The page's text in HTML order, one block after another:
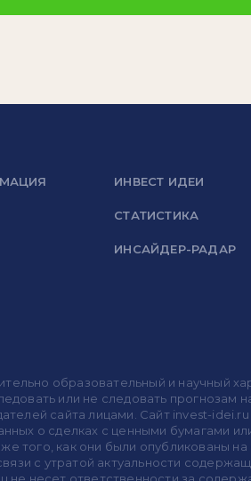
ИНВЕСТ ИДЕИ
СТАТИСТИКА
ИНСАЙДЕР-РАДАР
образовательный и научный
или не следовать прогнозам
сайта лицами. Сайт invest-
о сделках с ценными бумагами
того, как они были опубликованы
с утратой актуальности